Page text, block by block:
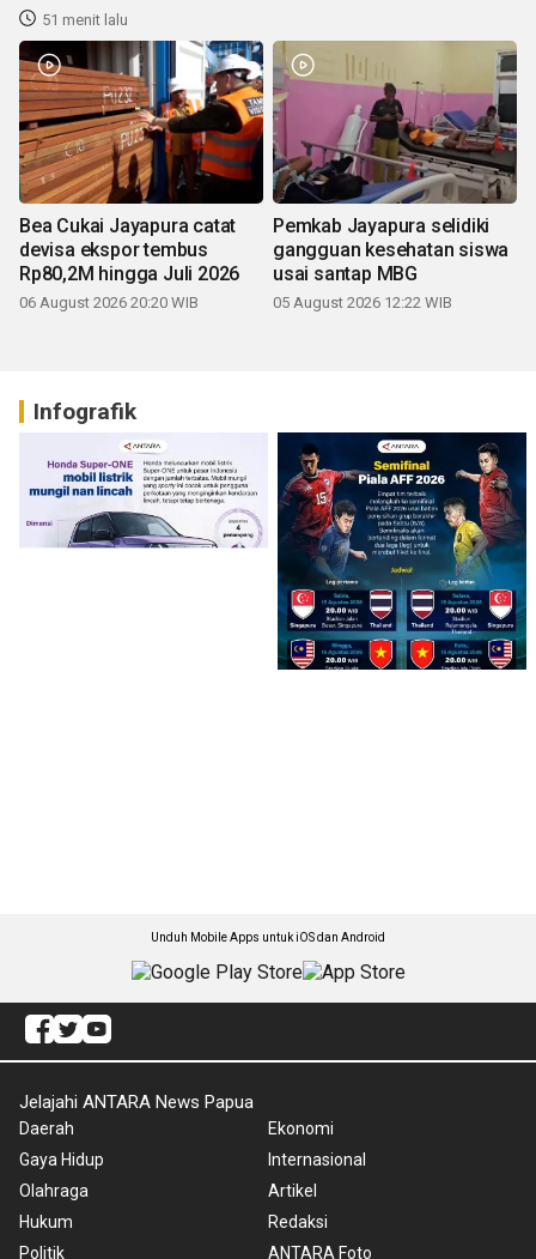
51 menit lalu
Bea Cukai Jayapura catat
devisa ekspor tembus
Rp80,2M hingga Juli 2026
06 August 2026 20:20 WIB
Pemkab Jayapura selidiki
gangguan kesehatan siswa
usai santap MBG
05 August 2026 12:22 WIB
Infografik
Unduh Mobile Apps untuk iOS dan Android
Jelajahi ANTARA News Papua
Daerah
Gaya Hidup
Olahraga
Hukum
Politik
Ekonomi
Internasional
Artikel
Redaksi
ANTARA Foto